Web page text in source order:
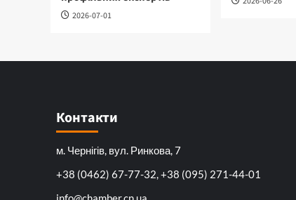
2026-07-01
Контакти
м. Чернігів, вул. Ринкова, 7
+38 (0462) 67-77-32, +38 (095) 271-44-01